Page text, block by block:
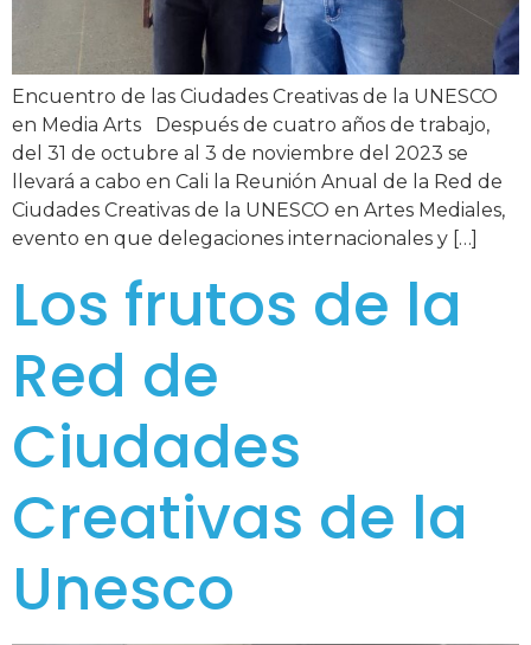
Encuentro de las Ciudades Creativas de la UNESCO
en Media Arts Después de cuatro años de trabajo,
del 31 de octubre al 3 de noviembre del 2023 se
llevará a cabo en Cali la Reunión Anual de la Red de
Ciudades Creativas de la UNESCO en Artes Mediales,
evento en que delegaciones internacionales y […]
Los frutos de la
Red de
Ciudades
Creativas de la
Unesco